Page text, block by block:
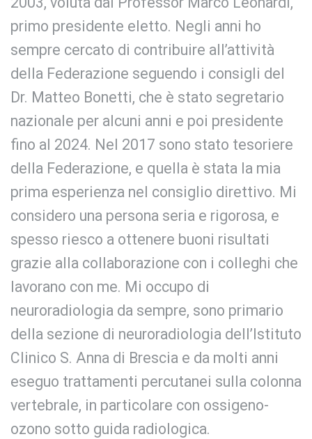
primo presidente eletto. Negli anni ho
sempre cercato di contribuire all’attività
della Federazione seguendo i consigli del
Dr. Matteo Bonetti, che è stato segretario
nazionale per alcuni anni e poi presidente
fino al 2024. Nel 2017 sono stato tesoriere
della Federazione, e quella è stata la mia
prima esperienza nel consiglio direttivo. Mi
considero una persona seria e rigorosa, e
spesso riesco a ottenere buoni risultati
grazie alla collaborazione con i colleghi che
lavorano con me. Mi occupo di
neuroradiologia da sempre, sono primario
della sezione di neuroradiologia dell’Istituto
Clinico S. Anna di Brescia e da molti anni
eseguo trattamenti percutanei sulla colonna
vertebrale, in particolare con ossigeno-
ozono sotto guida radiologica.